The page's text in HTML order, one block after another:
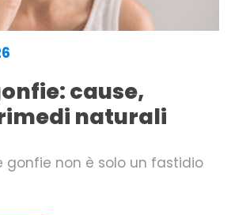
cause,
naturali
gonfie non è solo un fastidio